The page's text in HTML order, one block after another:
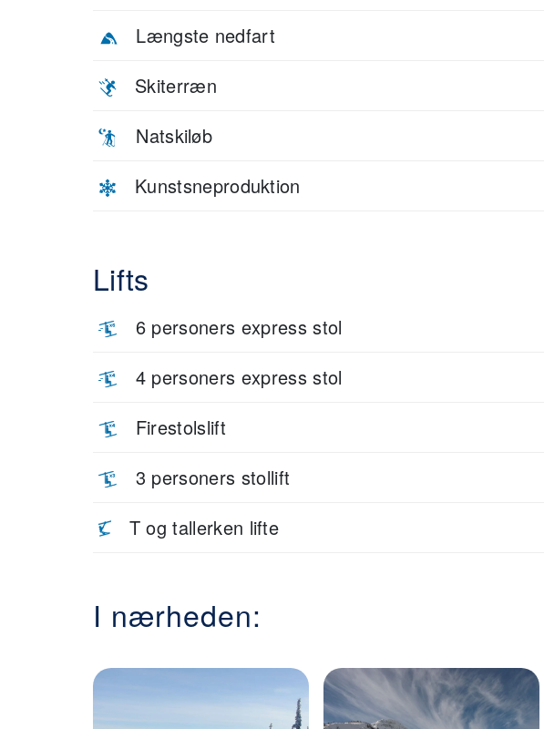
Længste nedfart
Skiterræn
Natskiløb
Kunstsneproduktion
Lifts
6 personers express stol
4 personers express stol
Firestolslift
3 personers stollift
T og tallerken lifte
I nærheden: